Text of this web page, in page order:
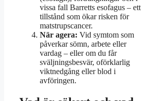
vissa fall Barretts esofagus – ett
tillstånd som ökar risken för
matstrupscancer.
När agera: Vid symtom som
påverkar sömn, arbete eller
vardag – eller om du får
sväljningsbesvär, oförklarlig
viktnedgång eller blod i
avföringen.